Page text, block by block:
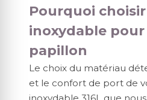
Pourquoi
inoxydable
papillon
Le choix du matériau
et le confort de port de